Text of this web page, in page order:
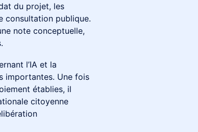
du projet, les
consultation publique.
note conceptuelle,
l’IA et la
importantes. Une fois
établies, il
citoyenne